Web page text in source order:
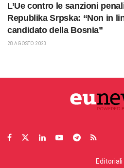
L’Ue contro le sanzioni
Republika Srpska: “Non in
candidato della Bosnia”
28 AGOSTO 2023
Editoriali